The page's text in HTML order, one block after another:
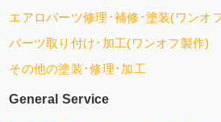
エアロパーツ修理･補修･塗装(ワンオ
パーツ取り付け･加工(ワンオフ製作)
その他の塗装･修理･加工
General Service